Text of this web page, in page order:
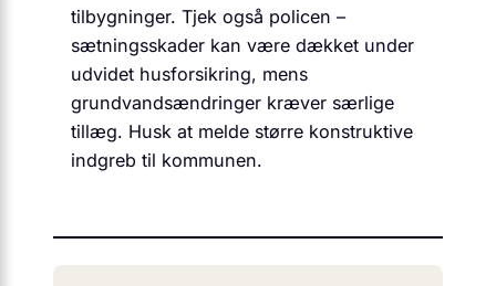
tilbygninger. Tjek også policen –
sætningsskader kan være dækket under
udvidet husforsikring, mens
grundvandsændringer kræver særlige
tillæg. Husk at melde større konstruktive
indgreb til kommunen.